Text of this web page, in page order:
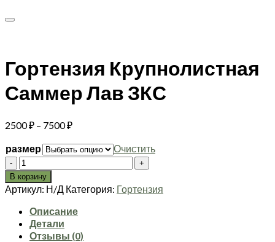
Гортензия Крупнолистная
Саммер Лав ЗКС
2500₽ – 7500₽Диапазон
2500 ₽
размер
Очистить
Количество
товара
Гортензия
Крупнолистная
Саммер
Лав
ЗКС
В корзину
Артикул: Н/Д Категория: Гортензия
Описание
Детали
Отзывы (0)